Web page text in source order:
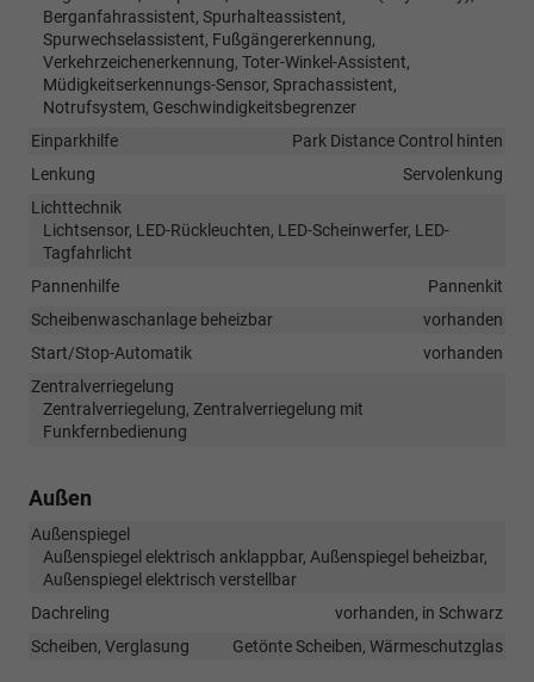
Berganfahrassistent, Spurhalteassistent,
Spurwechselassistent, Fußgängererkennung,
Verkehrzeichenerkennung, Toter-Winkel-Assistent,
Müdigkeitserkennungs-Sensor, Sprachassistent,
Notrufsystem, Geschwindigkeitsbegrenzer
Einparkhilfe
Park Distance Control hinten
Lenkung
Servolenkung
Lichttechnik
Lichtsensor, LED-Rückleuchten, LED-Scheinwerfer, LED-
Tagfahrlicht
Pannenhilfe
Pannenkit
Scheibenwaschanlage beheizbar
vorhanden
Start/Stop-Automatik
vorhanden
Zentralverriegelung
Zentralverriegelung, Zentralverriegelung mit
Funkfernbedienung
Außen
Außenspiegel
Außenspiegel elektrisch anklappbar, Außenspiegel beheizbar,
Außenspiegel elektrisch verstellbar
Dachreling
vorhanden, in Schwarz
Scheiben, Verglasung
Getönte Scheiben, Wärmeschutzglas